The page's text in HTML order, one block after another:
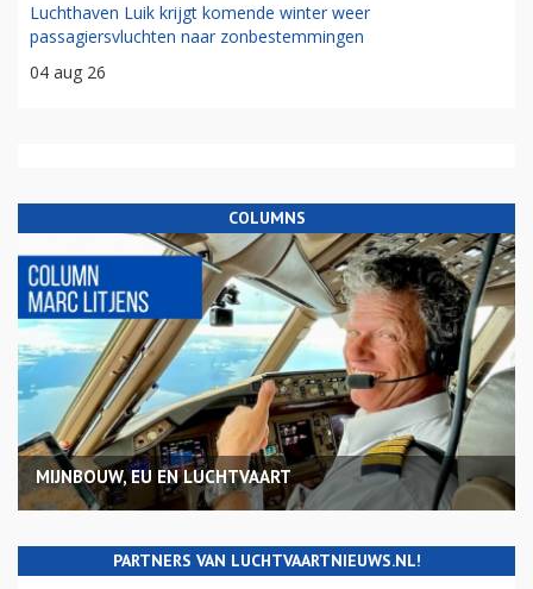
Luchthaven Luik krijgt komende winter weer
passagiersvluchten naar zonbestemmingen
04 aug 26
COLUMNS
MIJNBOUW, EU EN LUCHTVAART
PARTNERS VAN LUCHTVAARTNIEUWS.NL!